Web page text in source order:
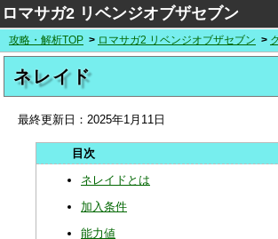
ロマサガ2 リベンジオブザセブン
攻略・解析TOP ロマサガ2 リベンジオブザセブン
ネレイド
最終更新日： 2025年1月11日
ネレイドとは
加入条件
能力値